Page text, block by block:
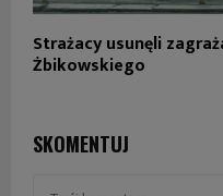
Strażacy usunęli
Żbikowskiego
SKOMENTUJ